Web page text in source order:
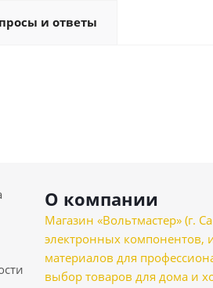
и ответы
О компании
Магазин «Вольтмастер» (г.
электронных компонентов,
материалов для
выбор товаров для дома и